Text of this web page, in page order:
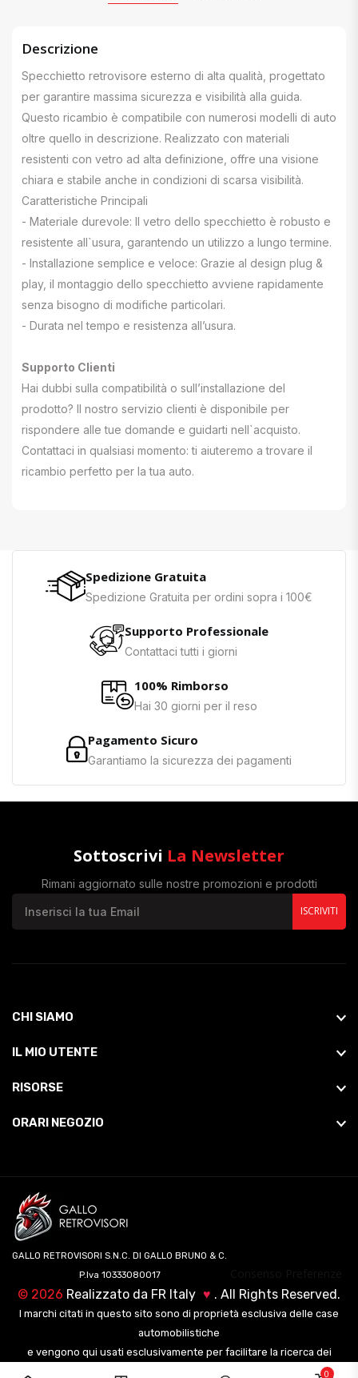
0
Descrizione
Specchietto retrovisore esterno di alta qualità, progettato
per garantire massima sicurezza e visibilità alla guida.
Questo ricambio è compatibile con numerosi modelli di auto
oltre quello in descrizione. Realizzato con materiali
resistenti con vetro ad alta definizione, offre una visione
chiara e stabile anche in condizioni di scarsa visibilità.
Caratteristiche Principali
- Materiale durevole: Il vetro dello specchietto è robusto e
resistente all`usura, garantendo un utilizzo a lungo termine.
- Installazione semplice e veloce: Grazie al design plug &
play, il montaggio dello specchietto avviene rapidamente
senza bisogno di modifiche particolari.
- Durata nel tempo e resistenza all’usura.
Supporto Clienti
Hai dubbi sulla compatibilità o sull’installazione del
prodotto? Il nostro servizio clienti è disponibile per
rispondere alle tue domande e guidarti nell`acquisto.
Contattaci in qualsiasi momento: ti aiuteremo a trovare il
ricambio perfetto per la tua auto.
Spedizione Gratuita
Spedizione Gratuita per ordini sopra i 100€
Supporto Professionale
Contattaci tutti i giorni
100% Rimborso
Hai 30 giorni per il reso
Pagamento Sicuro
Garantiamo la sicurezza dei pagamenti
Sottoscrivi La Newsletter
Rimani aggiornato sulle nostre promozioni e prodotti
ISCRIVITI
CHI SIAMO
IL MIO UTENTE
RISORSE
ORARI NEGOZIO
GALLO RETROVISORI S.N.C. DI GALLO BRUNO & C.
P.Iva 10333080017
© 2026 Realizzato da FR Italy ♥ . All Rights Reserved.
I marchi citati in questo sito sono di proprietà esclusiva delle case
automobilistiche
e vengono qui usati esclusivamente per facilitare la ricerca dei